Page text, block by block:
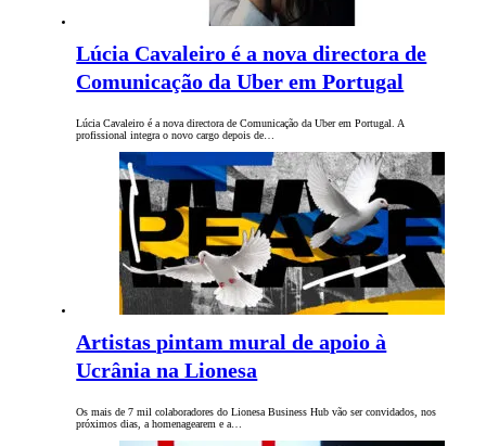
Lúcia Cavaleiro é a nova directora de
Comunicação da Uber em Portugal
Lúcia Cavaleiro é a nova directora de Comunicação da Uber em Portugal. A
profissional integra o novo cargo depois de…
Artistas pintam mural de apoio à
Ucrânia na Lionesa
Os mais de 7 mil colaboradores do Lionesa Business Hub vão ser convidados, nos
próximos dias, a homenagearem e a…